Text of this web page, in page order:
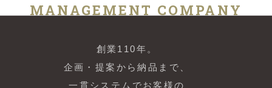
MANAGEMENT COMPANY
創業110年。
企画・提案から納品まで、
一貫システムでお客様の